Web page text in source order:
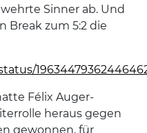
Sinner ab. Und
Break zum 5:2 die
Félix Auger-
heraus gegen
gewonnen, für